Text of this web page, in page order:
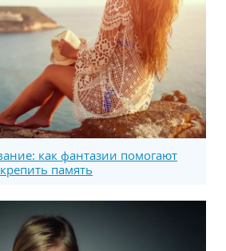
как фантазии помогают
память